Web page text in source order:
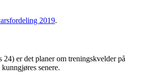
2019.
24) er det planer om treningskvelder på
senere.